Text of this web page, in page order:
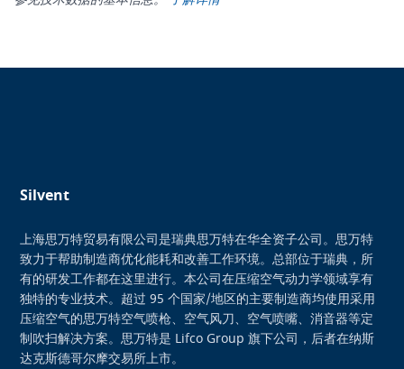
Silvent
上海思万特贸易有限公司是瑞典思万特在华全资子公司。思万特
致力于帮助制造商优化能耗和改善工作环境。总部位于瑞典，所
有的研发工作都在这里进行。本公司在压缩空气动力学领域享有
独特的专业技术。超过 95 个国家/地区的主要制造商均使用采用
压缩空气的思万特空气喷枪、空气风刀、空气喷嘴、消音器等定
制吹扫解决方案。思万特是 Lifco Group 旗下公司，后者在纳斯
达克斯德哥尔摩交易所上市。